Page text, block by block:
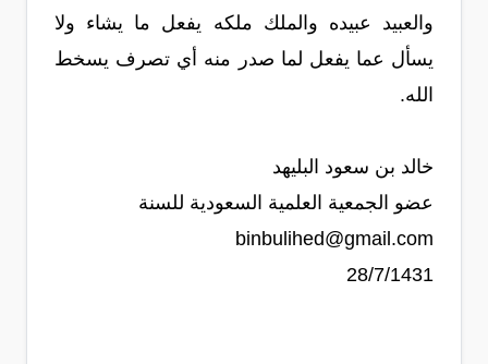
والعبيد عبيده والملك ملكه يفعل ما يشاء ولا
يسأل عما يفعل لما صدر منه أي تصرف يسخط
الله.
خالد بن سعود البليهد
عضو الجمعية العلمية السعودية للسنة
binbulihed@gmail.com
28/7/1431